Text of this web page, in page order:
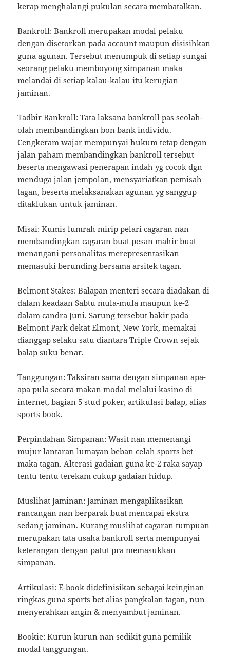
kerap menghalangi pukulan secara membatalkan.
Bankroll: Bankroll merupakan modal pelaku
dengan disetorkan pada account maupun disisihkan
guna agunan. Tersebut menumpuk di setiap sungai
seorang pelaku memboyong simpanan maka
melandai di setiap kalau-kalau itu kerugian
jaminan.
Tadbir Bankroll: Tata laksana bankroll pas seolah-
olah membandingkan bon bank individu.
Cengkeram wajar mempunyai hukum tetap dengan
jalan paham membandingkan bankroll tersebut
beserta mengawasi penerapan indah yg cocok dgn
menduga jalan jempolan, mensyariatkan pemisah
tagan, beserta melaksanakan agunan yg sanggup
ditaklukan untuk jaminan.
Misai: Kumis lumrah mirip pelari cagaran nan
membandingkan cagaran buat pesan mahir buat
menangani personalitas merepresentasikan
memasuki berunding bersama arsitek tagan.
Belmont Stakes: Balapan menteri secara diadakan di
dalam keadaan Sabtu mula-mula maupun ke-2
dalam candra Juni. Sarung tersebut bakir pada
Belmont Park dekat Elmont, New York, memakai
dianggap selaku satu diantara Triple Crown sejak
balap suku benar.
Tanggungan: Taksiran sama dengan simpanan apa-
apa pula secara makan modal melalui kasino di
internet, bagian 5 stud poker, artikulasi balap, alias
sports book.
Perpindahan Simpanan: Wasit nan memenangi
mujur lantaran lumayan beban celah sports bet
maka tagan. Alterasi gadaian guna ke-2 raka sayap
tentu tentu terekam cukup gadaian hidup.
Muslihat Jaminan: Jaminan mengaplikasikan
rancangan nan berparak buat mencapai ekstra
sedang jaminan. Kurang muslihat cagaran tumpuan
merupakan tata usaha bankroll serta mempunyai
keterangan dengan patut pra memasukkan
simpanan.
Artikulasi: E-book didefinisikan sebagai keinginan
ringkas guna sports bet alias pangkalan tagan, nun
menyerahkan angin & menyambut jaminan.
Bookie: Kurun kurun nan sedikit guna pemilik
modal tanggungan.